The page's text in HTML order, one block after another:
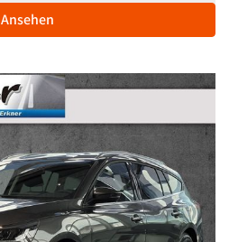
Ansehen